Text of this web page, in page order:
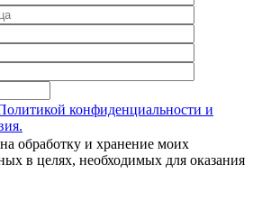
конфиденциальности и
обработку и хранение моих
в целях, необходимых для оказания